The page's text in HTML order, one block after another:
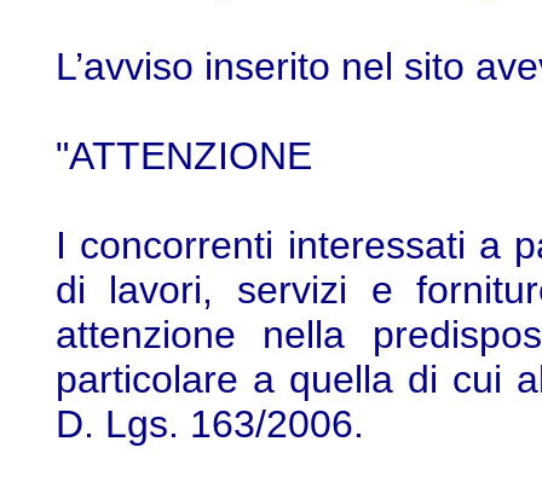
L’avviso inserito nel sito
"ATTENZIONE
I concorrenti interessati a
di lavori, servizi e
attenzione nella
particolare a quella di cui
D. Lgs. 163/2006.